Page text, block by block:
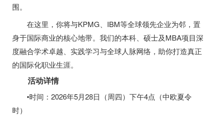
围。
在这里，你将与KPMG、IBM等全球领先企业为邻，置
身于国际商业的核心地带。我们的本科、硕士及MBA项目深
度融合学术卓越、实践学习与全球人脉网络，助你打造真正
的国际化职业生涯。
活动详情
•时间：2026年5月28日（周四）下午4点（中欧夏令
时）